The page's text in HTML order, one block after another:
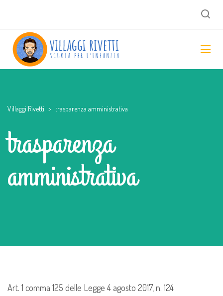
Villaggi Rivetti > trasparenza amministrativa
trasparenza
amministrativa
Art. 1 comma 125 delle Legge 4 agosto 2017, n. 124